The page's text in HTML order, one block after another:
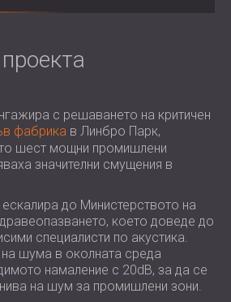
И АКУСТИЧНИ
И АКУСТИКА НА
И АКУСТИКА ЗА
И АКУСТИЧНИ
АУДИОЛОГИЧНИЯ
И АКУСТИЧНИ
ЦЕНТРОВЕ ЗА ДАННИ
с решаването на критичен
фабрика в Линбро Парк,
шест мощни промишлени
значителни смущения в
до Министерството на
което доведе до
специалисти по акустика.
шума в околната среда
намаление с 20dB, за да се
на шум за промишлени зони.